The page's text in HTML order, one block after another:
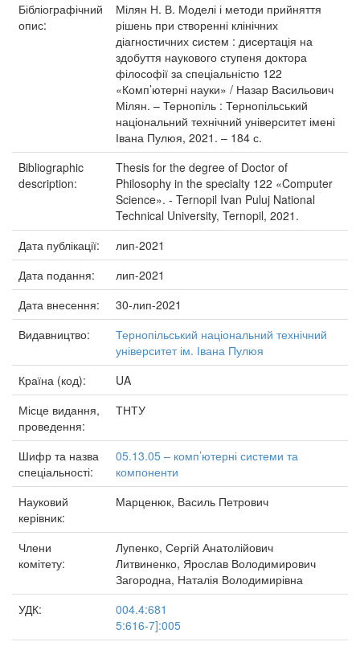
Бібліографічний
опис:
Мілян Н. В. Моделі і методи прийняття
рішень при створенні клінічних
діагностичних систем : дисертація на
здобуття наукового ступеня доктора
філософії за спеціальністю 122
«Комп’ютерні науки» / Назар Васильович
Мілян. – Тернопіль : Тернопільський
національний технічний університет імені
Івана Пулюя, 2021. – 184 с.
Bibliographic
description:
Thesis for the degree of Doctor of
Philosophy in the specialty 122 «Computer
Science». - Ternopil Ivan Puluj National
Technical University, Ternopil, 2021.
Дата публікації:
лип-2021
Дата подання:
лип-2021
Дата внесення:
30-лип-2021
Видавництво:
Тернопільський національний технічний
університет ім. Івана Пулюя
Країна (код):
UA
Місце видання,
проведення:
ТНТУ
Шифр та назва
спеціальності:
05.13.05 – комп’ютерні системи та
компоненти
Науковий
керівник:
Марценюк, Василь Петрович
Члени
комітету:
Лупенко, Сергій Анатолійович
Литвиненко, Ярослав Володимирович
Загородна, Наталія Володимирівна
УДК:
004.4:681
5:616-7]:005